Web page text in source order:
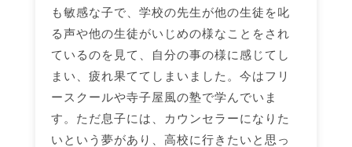
も敏感な子で、学校の先生が他の生徒を叱
る声や他の生徒がいじめの様なことをされ
ているのを見て、自分の事の様に感じてし
まい、疲れ果ててしまいました。今はフリ
ースクールや寺子屋風の塾で学んでいま
す。ただ息子には、カウンセラーになりた
いという夢があり、高校に行きたいと思っ